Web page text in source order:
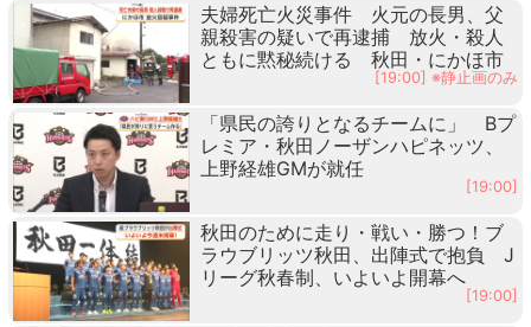
夫婦死亡火災事件 火元の長男、父
親殺害の疑いで再逮捕 放火・殺人
ともに黙秘続ける 秋田・にかほ市
[19:00] ※静止画のみ
「県民の誇りとなるチームに」 Bプ
レミア・秋田ノーザンハピネッツ、
上野経雄GMが就任
[19:00]
秋田のために走り・戦い・勝つ！ブ
ラウブリッツ秋田、出陣式で抱負 J
リーグ秋春制、いよいよ開幕へ
[19:00]